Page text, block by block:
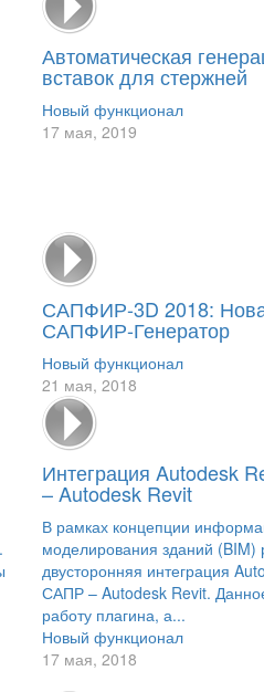
Автоматическая
вставок для стержней
Новый функционал
17 мая, 2019
САПФИР-3D 2018:
САПФИР-Генератор
Новый функционал
21 мая, 2018
Интеграция Autodesk
– Autodesk Revit
В рамках концепции
моделирования зданий (BIM)
двусторонняя интеграция
САПР – Autodesk Revit.
работу плагина, а...
Новый функционал
17 мая, 2018